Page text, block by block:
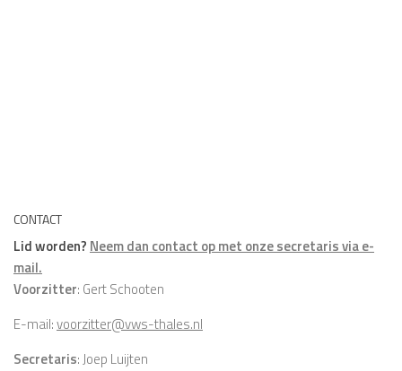
CONTACT
Lid worden? Neem dan contact op met onze secretaris via e-
mail.
Voorzitter: Gert Schooten
E-mail:voorzitter@vws-thales.nl
Secretaris: Joep Luijten